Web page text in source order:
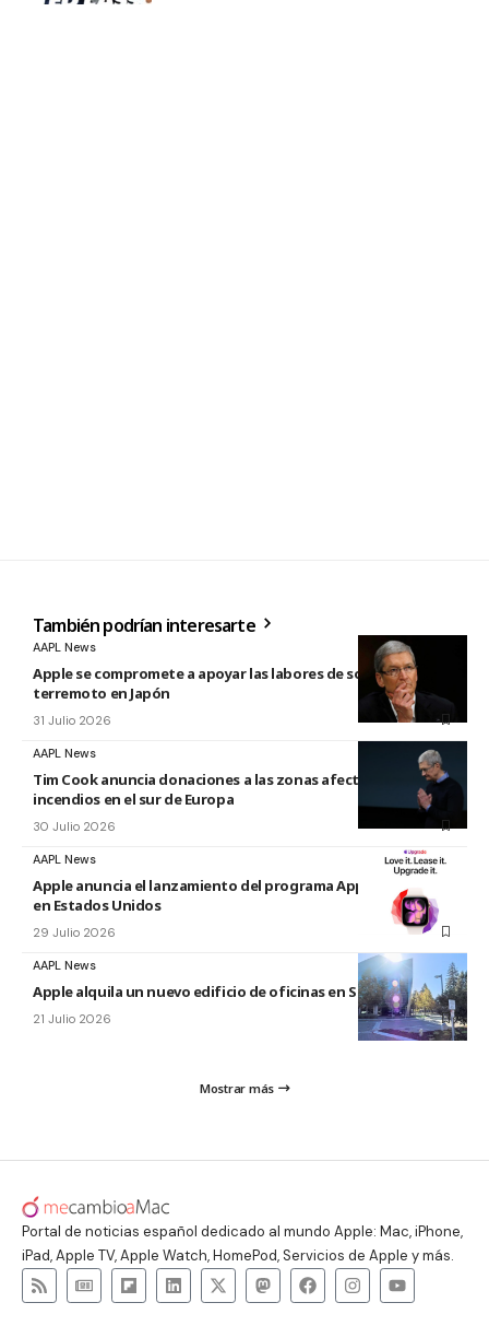
También podrían interesarte
AAPL News
Apple se compromete a apoyar las labores de socorro tras el
terremoto en Japón
31 Julio 2026
AAPL News
Tim Cook anuncia donaciones a las zonas afectadas por los
incendios en el sur de Europa
30 Julio 2026
AAPL News
Apple anuncia el lanzamiento del programa Apple Upgrade
en Estados Unidos
29 Julio 2026
AAPL News
Apple alquila un nuevo edificio de oficinas en Sunnyvale
21 Julio 2026
Mostrar más
Portal de noticias español dedicado al mundo Apple: Mac, iPhone,
iPad, Apple TV, Apple Watch, HomePod, Servicios de Apple y más.